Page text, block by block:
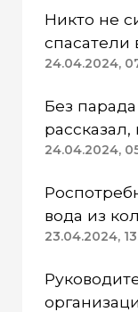
Никто не
спасатели
работают
24.04.2024,
Без
24.04.2024,
вода из
Казанском
23.04.2024,